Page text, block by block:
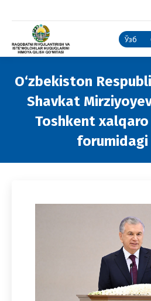
Ўзб
O‘zbekiston
Shavkat
Toshkent